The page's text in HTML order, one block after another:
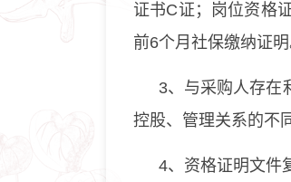
证书C证；岗位资格
前6个月社保缴纳证明
3、与采购人存在
控股、管理关系的不
4、资格证明文件